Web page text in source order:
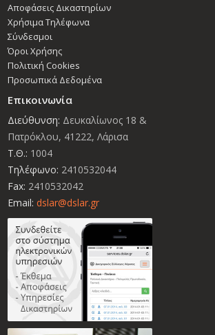
Αποφάσεις Δικαστηρίων
Χρήσιμα Τηλέφωνα
Σύνδεσμοι
Όροι Χρήσης
Πολιτική Cookies
Προσωπικά Δεδομένα
Επικοινωνία
Διεύθυνση: Δευκαλίωνος 18 &
Πατρόκλου, 41222, Λάρισα
Τ.Θ.: 1004
Τηλέφωνο: 2410532044
Fax: 2410532042
Email: dslar@dslar.gr